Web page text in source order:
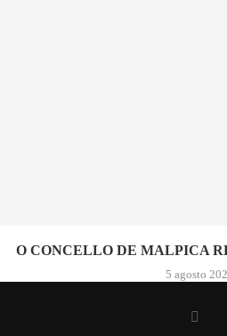
O CONCELLO DE MALPICA
5 agosto